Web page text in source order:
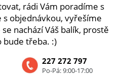
rádi Vám poradíme s
objednávkou, vyřešíme
nachází Váš balík, prostě
bude třeba. :)
227 272 797
Po-Pá: 9:00-17:00